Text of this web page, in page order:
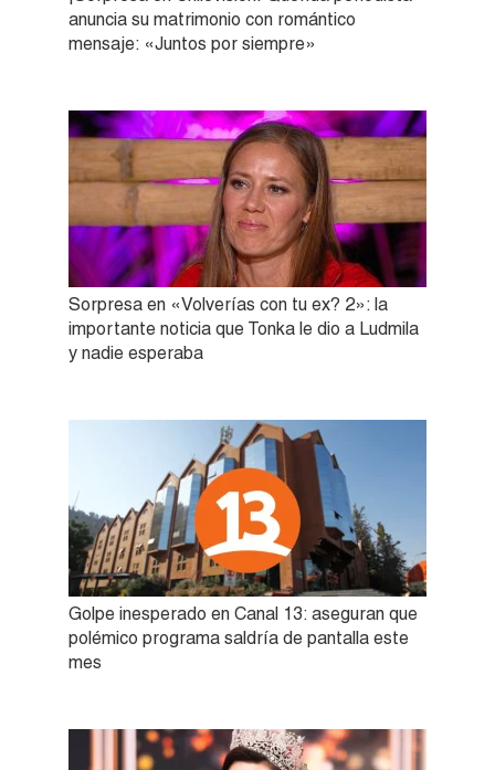
anuncia su matrimonio con romántico
mensaje: «Juntos por siempre»
Sorpresa en «Volverías con tu ex? 2»: la
importante noticia que Tonka le dio a Ludmila
y nadie esperaba
Golpe inesperado en Canal 13: aseguran que
polémico programa saldría de pantalla este
mes